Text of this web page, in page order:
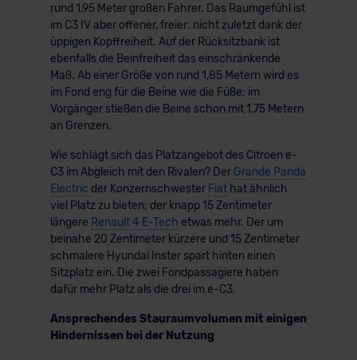
rund 1,95 Meter großen Fahrer. Das Raumgefühl ist
im C3 IV aber offener, freier: nicht zuletzt dank der
üppigen Kopffreiheit. Auf der Rücksitzbank ist
ebenfalls die Beinfreiheit das einschränkende
Maß. Ab einer Größe von rund 1,85 Metern wird es
im Fond eng für die Beine wie die Füße; im
Vorgänger stießen die Beine schon mit 1,75 Metern
an Grenzen.
Wie schlägt sich das Platzangebot des Citroen e-
C3 im Abgleich mit den Rivalen? Der Grande Panda
Electric der Konzernschwester Fiathat ähnlich
viel Platz zu bieten; der knapp 15 Zentimeter
längere Renault 4 E-Tech etwas mehr. Der um
beinahe 20 Zentimeter kürzere und 15 Zentimeter
schmalere Hyundai Inster spart hinten einen
Sitzplatz ein. Die zwei Fondpassagiere haben
dafür mehr Platz als die drei im e-C3.
Ansprechendes Stauraumvolumen mit einigen
Hindernissen bei der Nutzung